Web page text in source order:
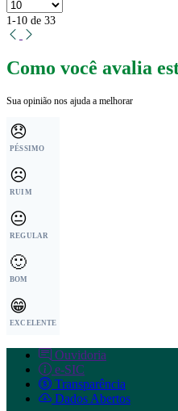
1-10 de 33
Como você avalia
Sua opinião nos ajuda a melhorar
😞
PÉSSIMO
☹️
RUIM
😐
REGULAR
🙂
BOM
😁
EXCELENTE
Ouvidoria
e-SIC
Transparência
Dados Abertos